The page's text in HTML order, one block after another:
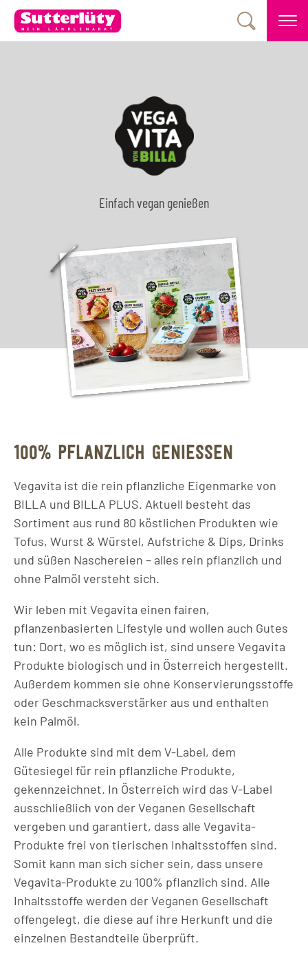
Einfach vegan genießen
100% PFLANZLICH GENIESSEN
Vegavita ist die rein pflanzliche Eigenmarke von
BILLA und BILLA PLUS. Aktuell besteht das
Sortiment aus rund 80 köstlichen Produkten wie
Tofus, Wurst & Würstel, Aufstriche & Dips, Drinks
und süßen Naschereien – alles rein pflanzlich und
ohne Palmöl versteht sich.
Wir leben mit Vegavita einen fairen,
pflanzenbasierten Lifestyle und wollen auch Gutes
tun: Dort, wo es möglich ist, sind unsere Vegavita
Produkte biologisch und in Österreich hergestellt.
Außerdem kommen sie ohne Konservierungsstoffe
oder Geschmacksverstärker aus und enthalten
kein Palmöl.
Alle Produkte sind mit dem V-Label, dem
Gütesiegel für rein pflanzliche Produkte,
gekennzeichnet. In Österreich wird das V-Label
ausschließlich von der Veganen Gesellschaft
vergeben und garantiert, dass alle Vegavita-
Produkte frei von tierischen Inhaltsstoffen sind.
Somit kann man sich sicher sein, dass unsere
Vegavita-Produkte zu 100% pflanzlich sind. Alle
Inhaltsstoffe werden der Veganen Gesellschaft
offengelegt, die diese auf ihre Herkunft und die
einzelnen Bestandteile überprüft.